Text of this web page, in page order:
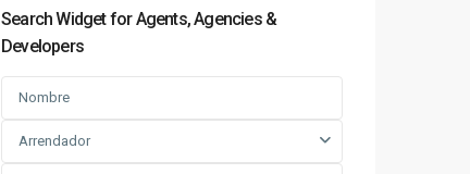
Search Widget for Agents, Agencies &
Developers
Arrendador